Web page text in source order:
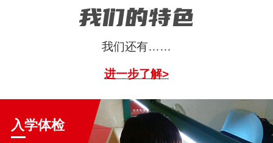
我们的特色
我们还有……
进一步了解>
入学体检